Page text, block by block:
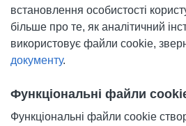
встановлення особистості
більше про те, як аналітичний
використовує файли cookie,
документу.
Функціональні файли
Функціональні файли cookie